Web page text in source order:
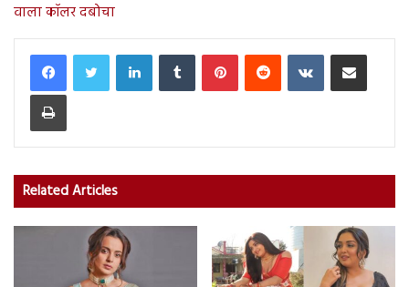
वाला कॉलर दबोचा
LinkedInTumblr PinterestReddit VKontakteShare via Email
Print
Related Articles